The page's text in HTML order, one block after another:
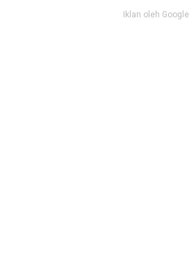
Iklan oleh Google